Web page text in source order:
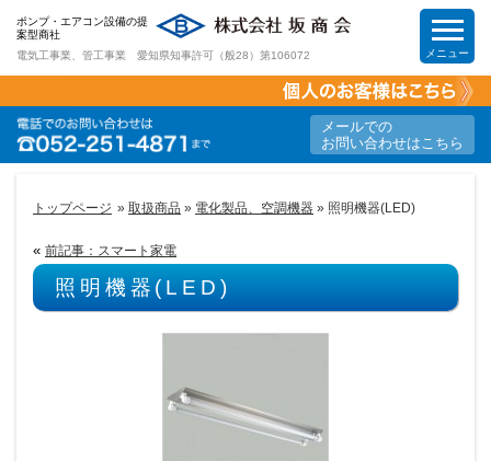
ポンプ・エアコン設備の提
案型商社
電気工事業、管工事業 愛知県知事許可（般28）第106072
メールでの
お問い合わせはこちら
メニュー
HOME
トップページ » 取扱商品 » 電化製品、空調機器 » 照明機器(LED)
« 前記事：スマート家電
照明機器(LED)